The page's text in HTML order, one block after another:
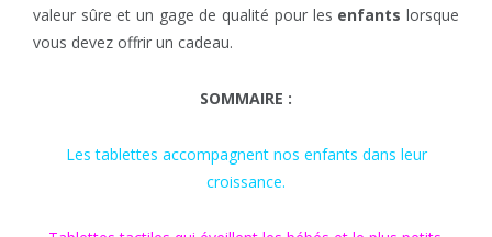
valeur sûre et un gage de qualité pour les enfants lorsque
vous devez offrir un cadeau.
SOMMAIRE :
Les tablettes accompagnent nos enfants dans leur
croissance.